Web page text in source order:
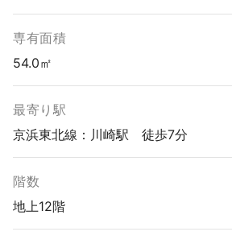
専有面積
54.0㎡
最寄り駅
京浜東北線：川崎駅 徒歩7分
階数
地上12階